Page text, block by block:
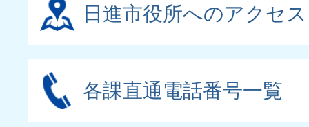
日進市役所へのアクセス
各課直通電話番号一覧